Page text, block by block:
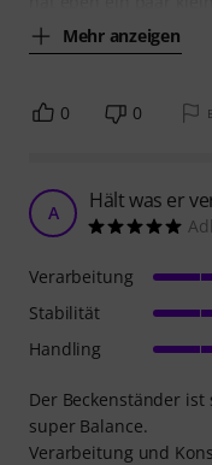
Mehr anzeigen
0 0
A Hält was er
Der Beckenständer
super Balance.
Verarbeitung und
Verarbeitung
Stabilität
Handling